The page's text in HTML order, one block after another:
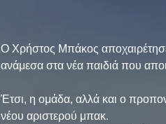
Ο Χρήστος Μπάκος
ανάμεσα στα νέα παιδιά που
Έτσι, η ομάδα, αλλά και ο
νέου αριστερού μπακ.